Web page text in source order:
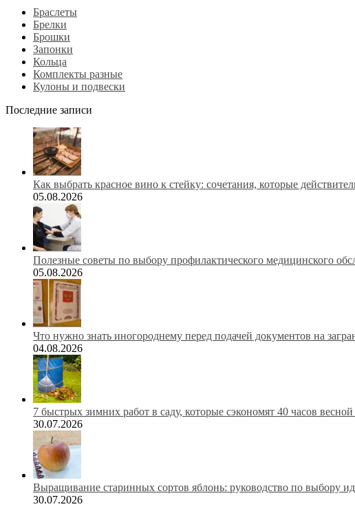
Браслеты
Брелки
Брошки
Запонки
Кольца
Комплекты разные
Кулоны и подвески
Последние записи
Как выбрать красное вино к стейку: сочетания, которые
05.08.2026
Полезные советы по выбору профилактического медицинского
05.08.2026
Что нужно знать иногороднему перед подачей документов на
04.08.2026
7 быстрых зимних работ в саду, которые сэкономят 40 часов
30.07.2026
Выращивание старинных сортов яблонь: руководство по выбору
30.07.2026